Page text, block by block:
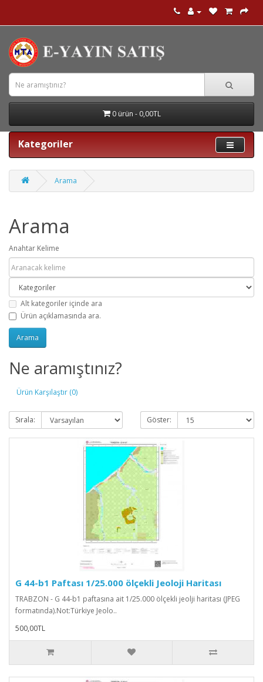
0 ürün - 0,00TL
Kategoriler
Arama
Arama
Anahtar Kelime
Alt kategoriler içinde ara
Ürün açıklamasında ara.
Ne aramıştınız?
Ürün Karşılaştır (0)
Sırala: Göster:
G 44-b1 Paftası 1/25.000 ölçekli Jeoloji Haritası
TRABZON - G 44-b1 paftasına ait 1/25.000 ölçekli jeolji haritası (JPEG
formatında).Not:Türkiye Jeolo..
500,00TL